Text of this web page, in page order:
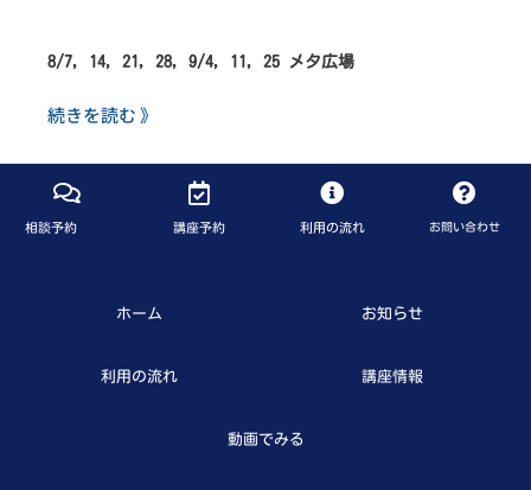
8/7, 14, 21, 28, 9/4, 11, 25 メタ広場
続きを読む 》
相談予約 講座予約 利用の流れ お問い合わせ
ホーム お知らせ
利用の流れ 講座情報
動画でみる